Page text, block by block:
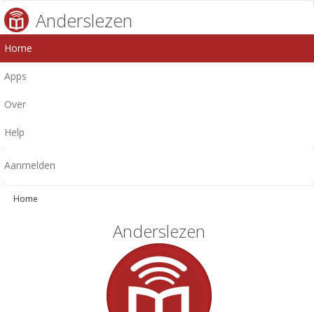
Anderslezen
Home
Apps
Over
Help
Aanmelden
Home
Anderslezen